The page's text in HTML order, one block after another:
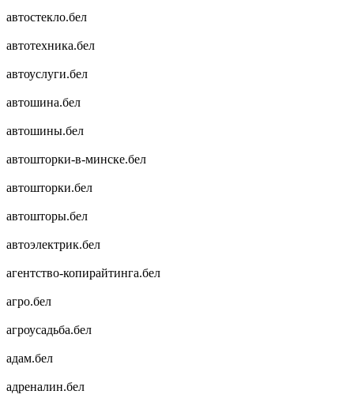
автостекло.бел
автотехника.бел
автоуслуги.бел
автошина.бел
автошины.бел
автошторки-в-минске.бел
автошторки.бел
автошторы.бел
автоэлектрик.бел
агентство-копирайтинга.бел
агро.бел
агроусадьба.бел
адам.бел
адреналин.бел